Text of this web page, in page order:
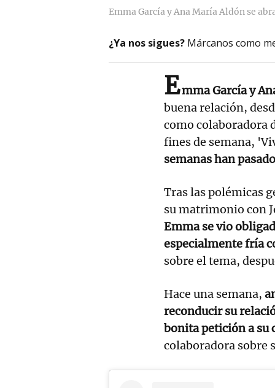
Emma García y Ana María Aldón se
¿Ya nos sigues? Márcanos como
Emma García y
buena relación,
como colaboradora
fines de semana,
semanas han
Tras las polémicas
su matrimonio con
Emma se vio
especialmente fría
sobre el tema,
Hace una semana,
reconducir su
bonita petición a su
colaboradora sobre